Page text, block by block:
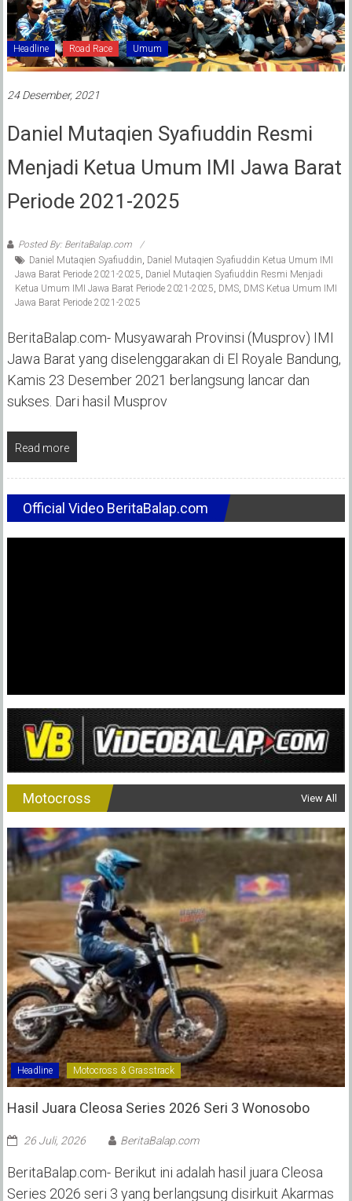
Headline Road Race Umum
24 Desember, 2021
Daniel Mutaqien Syafiuddin Resmi
Menjadi Ketua Umum IMI Jawa Barat
Periode 2021-2025
Posted By: BeritaBalap.com
Daniel Mutaqien Syafiuddin, Daniel Mutaqien Syafiuddin Ketua Umum IMI
Jawa Barat Periode 2021-2025, Daniel Mutaqien Syafiuddin Resmi Menjadi
Ketua Umum IMI Jawa Barat Periode 2021-2025, DMS, DMS Ketua Umum IMI
Jawa Barat Periode 2021-2025
BeritaBalap.com- Musyawarah Provinsi (Musprov) IMI
Jawa Barat yang diselenggarakan di El Royale Bandung,
Kamis 23 Desember 2021 berlangsung lancar dan
sukses. Dari hasil Musprov
Read more
Official Video BeritaBalap.com
Motocross View All
Headline Motocross & Grasstrack
Hasil Juara Cleosa Series 2026 Seri 3 Wonosobo ‎
26 Juli, 2026 BeritaBalap.com
BeritaBalap.com- Berikut ini adalah hasil juara Cleosa
Series 2026 seri 3 yang berlangsung disirkuit Akarmas